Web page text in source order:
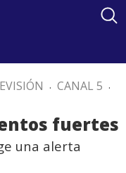
. CANAL 5 .
fuertes
una alerta